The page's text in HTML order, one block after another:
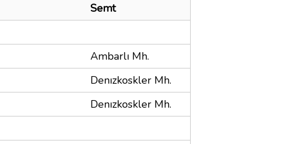
Semt
Ambarlı Mh.
Denızkoskler Mh.
Denızkoskler Mh.